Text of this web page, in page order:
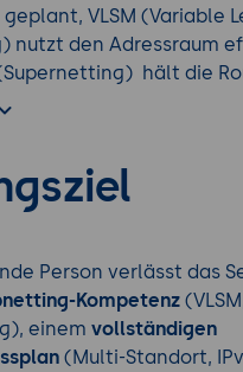
VLSM (Variable
nutzt den Adressraum
hält die
Integration wird von
Seminar verbindet
können) mit
Enterprise-Adressplan
Anbindung und
Person verlässt das
Kompetenz
einem vollständigen
(Multi-Standort,